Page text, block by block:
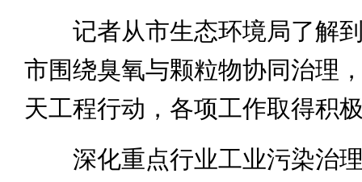
记者从市生态环境局了解到
市围绕臭氧与颗粒物协同治理
天工程行动，各项工作取得积
深化重点行业工业污染治理